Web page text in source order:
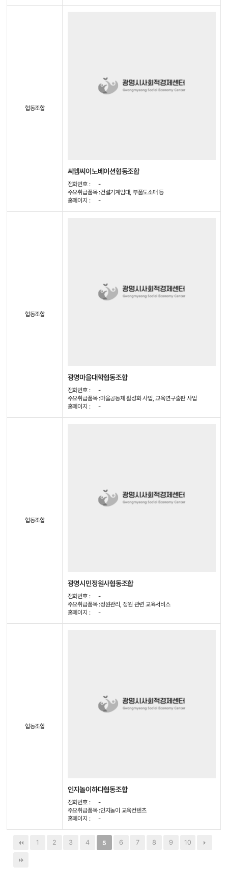
협동조합
씨엠씨이노베이션협동조합
전화번호 :
-
주요취급품목 :건설기계임대, 부품도소매 등
홈페이지 :
-
협동조합
광명마을대학협동조합
전화번호 :
-
주요취급품목 :마을공동체 활성화 사업, 교육연구출판 사업
홈페이지 :
-
협동조합
광명시민정원사협동조합
전화번호 :
-
주요취급품목 :정원관리, 정원 관련 교육서비스
홈페이지 :
-
협동조합
인지놀이하다협동조합
전화번호 :
-
주요취급품목 :인지놀이 교육컨텐츠
홈페이지 :
-
1 2 3 4 5 6 7 8 9 10